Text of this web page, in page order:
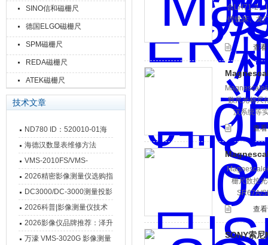
SINO信和磁栅尺
德国ELGO磁栅尺
SPM磁栅尺
REDA磁栅尺
ATEK磁栅尺
技术文章
ND780 ID：520010-01海
德汉数显表故障维修内容
海德汉数显表维修方法
VMS-2010FS/VMS-
3020FS/VMS-4030FS手动
影像测量仪技术参数
2026精密影像测量仪选购指
南 靠谱品牌一站式选型推荐
DC3000/DC-3000测量投影
仪万濠数据处理器数显表故
障维修方法
2026科普|影像测量仪技术
原理、分类及选型应用
2026影像仪品牌推荐：泽升
影像测量仪选型指南
万濠 VMS-3020G 影像测量
合LH71-2、
镗铣床、龙
查
Magnescale
数尺光标尺
汉系统等
查
栅尺数控
SR67A/
查
SONY索